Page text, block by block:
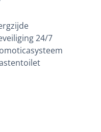
24/7